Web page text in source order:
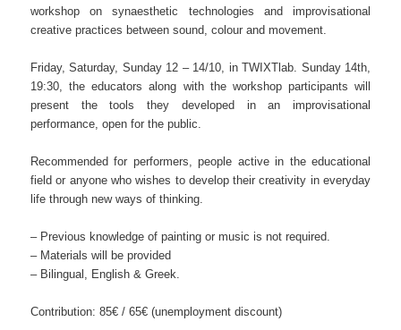
workshop on synaesthetic technologies and improvisational
creative practices between sound, colour and movement.
Friday, Saturday, Sunday 12 – 14/10, in TWIXTlab. Sunday 14th,
19:30, the educators along with the workshop participants will
present the tools they developed in an improvisational
performance, open for the public.
Recommended for performers, people active in the educational
field or anyone who wishes to develop their creativity in everyday
life through new ways of thinking.
– Previous knowledge of painting or music is not required.
– Materials will be provided
– Bilingual, English & Greek.
Contribution: 85€ / 65€ (unemployment discount)